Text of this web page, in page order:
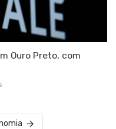
Ouro Preto, com